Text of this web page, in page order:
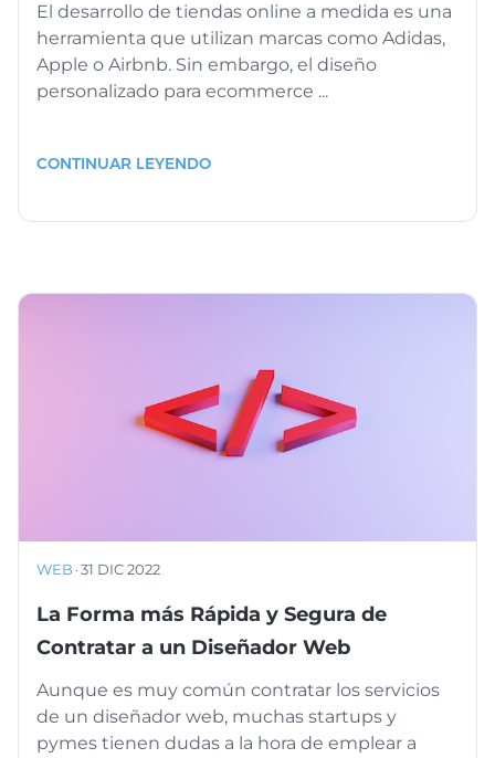
El desarrollo de tiendas online a medida es una
herramienta que utilizan marcas como Adidas,
Apple o Airbnb. Sin embargo, el diseño
personalizado para ecommerce ...
CONTINUAR LEYENDO
WEB ·31 DIC 2022
La Forma más Rápida y Segura de
Contratar a un Diseñador Web
Aunque es muy común contratar los servicios
de un diseñador web, muchas startups y
pymes tienen dudas a la hora de emplear a